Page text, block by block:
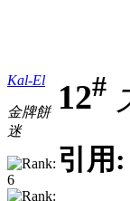
Kal-El
金牌餅
迷
12#
引用: